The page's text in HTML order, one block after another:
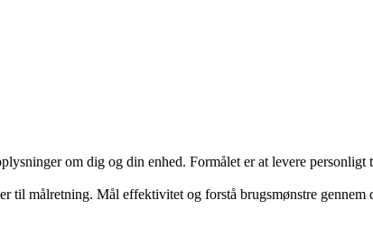
om dig og din enhed. Formålet er at levere
målretning. Mål effektivitet og forstå brugsmønstre gennem